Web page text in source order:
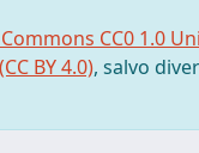
CC0 1.0
BY 4.0), salvo